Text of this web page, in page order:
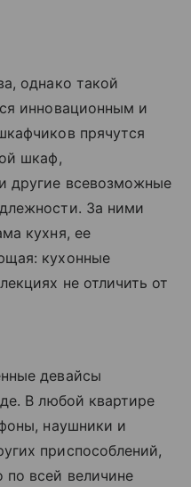
однако такой
инновационным и
прячутся
шкаф,
другие всевозможные
За ними
кухня, ее
кухонные
не отличить от
девайсы
В любой квартире
наушники и
приспособлений,
всей величине